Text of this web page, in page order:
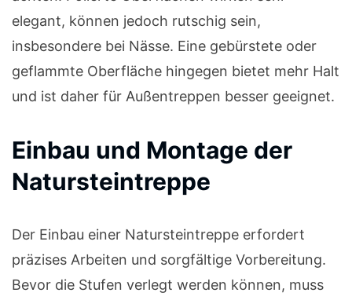
elegant, können jedoch rutschig sein,
insbesondere bei Nässe. Eine gebürstete oder
geflammte Oberfläche hingegen bietet mehr Halt
und ist daher für Außentreppen besser geeignet.
Einbau und Montage der
Natursteintreppe
Der Einbau einer Natursteintreppe erfordert
präzises Arbeiten und sorgfältige Vorbereitung.
Bevor die Stufen verlegt werden können, muss